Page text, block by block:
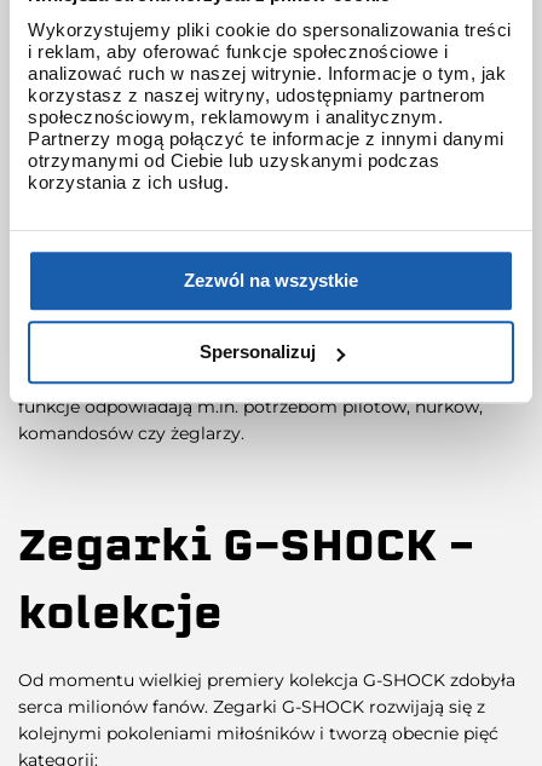
Wykorzystujemy pliki cookie do spersonalizowania treści
i reklam, aby oferować funkcje społecznościowe i
analizować ruch w naszej witrynie. Informacje o tym, jak
korzystasz z naszej witryny, udostępniamy partnerom
społecznościowym, reklamowym i analitycznym.
Partnerzy mogą połączyć te informacje z innymi danymi
otrzymanymi od Ciebie lub uzyskanymi podczas
korzystania z ich usług.
Zezwól na wszystkie
Spersonalizuj
G-SHOCK?
Odporne na wstrząsy i siły odśrodkowe – pierwsze zegarki
G-SHOCK charakteryzowała unikalna koperta, która
perfekcyjnie chroniła moduł przed wszelkimi wstrząsami!
klasycznej kostki – seria DW-5600.
Wodoszczelność – Zegarki G-SHOCK są wodoszczelne w
standardzie do 200m
Wyjątkowe funkcje – kolekcje GSHOCK projektowane są z
myślą o różnych dyscyplinach sportu czy aktywności. Ich
funkcje odpowiadają m.in. potrzebom pilotów, nurków,
komandosów czy żeglarzy.
Zegarki G-SHOCK –
kolekcje
Od momentu wielkiej premiery kolekcja G-SHOCK zdobyła
serca milionów fanów. Zegarki G-SHOCK rozwijają się z
kolejnymi pokoleniami miłośników i tworzą obecnie pięć
kategorii: